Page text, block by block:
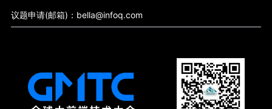
议题申请(邮箱)：bella@infoq.com